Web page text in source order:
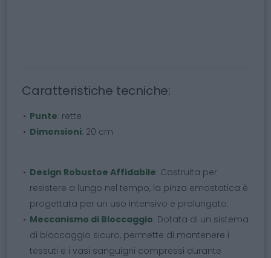
Caratteristiche tecniche:
Punte: rette
Dimensioni: 20 cm
Design Robustoe Affidabile: Costruita per
resistere a lungo nel tempo, la pinza emostatica è
progettata per un uso intensivo e prolungato.
Meccanismo di Bloccaggio: Dotata di un sistema
di bloccaggio sicuro, permette di mantenere i
tessuti e i vasi sanguigni compressi durante